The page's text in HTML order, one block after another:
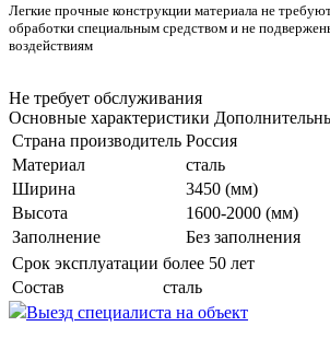
Легкие прочные конструкции материала не
обработки специальным средством и не
воздействиям
Не требует обслуживания
Основные характеристики
Страна производитель Россия
Материал
сталь
Ширина
3450 (мм)
Высота
1600-2000 (мм)
Заполнение
Без заполнения
Срок эксплуатации более 50 лет
Состав
сталь
Выезд специалиста на объект